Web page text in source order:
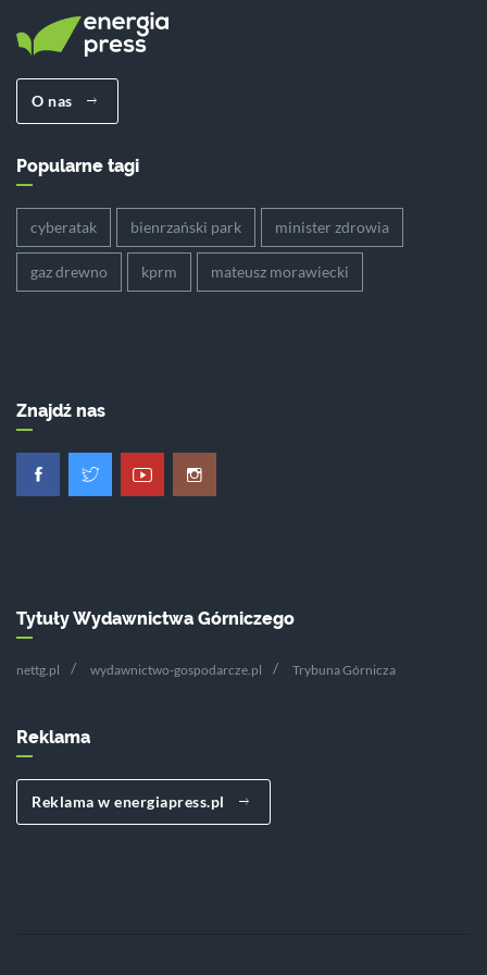
O nas
Popularne tagi
cyberatak bienrzański park minister zdrowia
gaz drewno kprm mateusz morawiecki
Znajdź nas
Tytuły Wydawnictwa Górniczego
nettg.pl wydawnictwo-gospodarcze.pl Trybuna Górnicza
Reklama
Reklama w energiapress.pl